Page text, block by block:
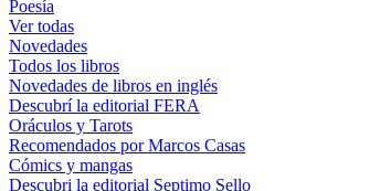
Poesía
Ver todas
Novedades
Todos los libros
Novedades de libros en inglés
Descubrí la editorial FERA
Oráculos y Tarots
Recomendados por Marcos Casas
Cómics y mangas
Descubri la editorial Septimo Sello